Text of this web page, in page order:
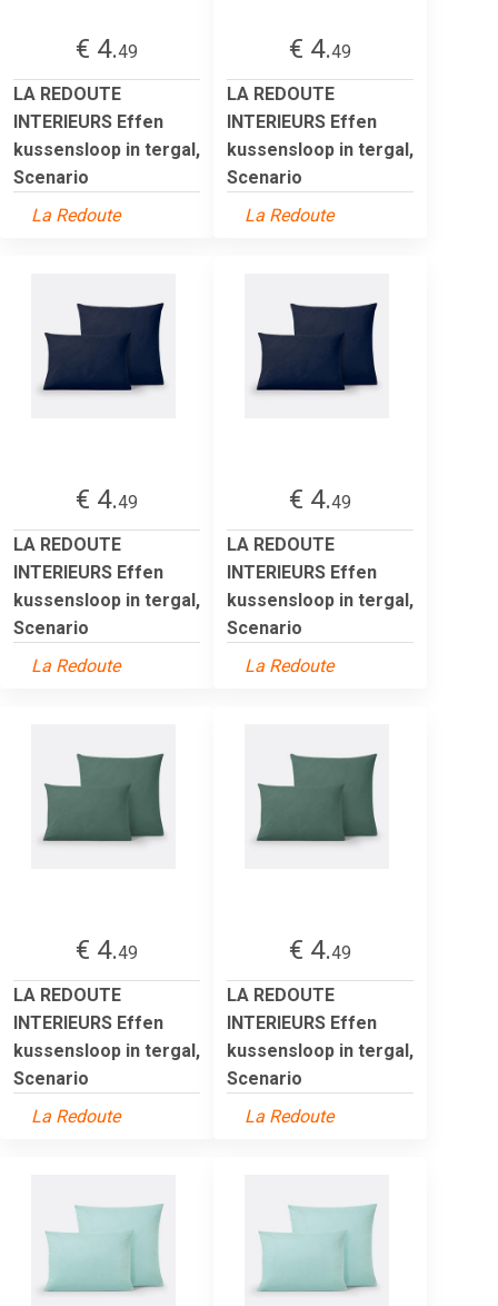
€ 4.49
LA REDOUTE
INTERIEURS Effen
kussensloop in tergal,
Scenario
La Redoute
€ 4.49
LA REDOUTE
INTERIEURS Effen
kussensloop in tergal,
Scenario
La Redoute
€ 4.49
LA REDOUTE
INTERIEURS Effen
kussensloop in tergal,
Scenario
La Redoute
€ 4.49
LA REDOUTE
INTERIEURS Effen
kussensloop in tergal,
Scenario
La Redoute
€ 4.49
LA REDOUTE
INTERIEURS Effen
kussensloop in tergal,
Scenario
La Redoute
€ 4.49
LA REDOUTE
INTERIEURS Effen
kussensloop in tergal,
Scenario
La Redoute